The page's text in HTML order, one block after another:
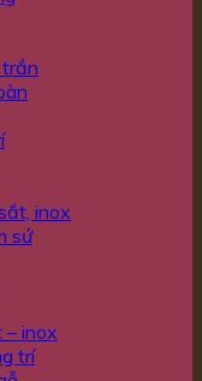
inox
sứ
inox
trí